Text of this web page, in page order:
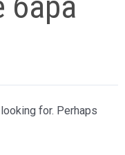
for. Perhaps